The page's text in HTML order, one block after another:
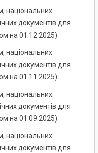
національних
документів для
на 01.12.2025)
національних
документів для
на 01.11.2025)
національних
документів для
на 01.09.2025)
національних
документів для